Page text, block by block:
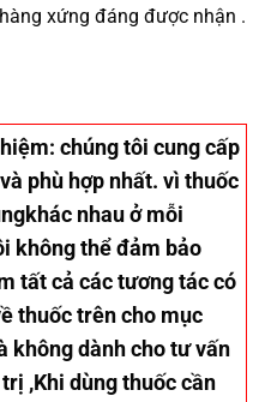
xứng đáng được nhận .
: chúng tôi cung cấp
phù hợp nhất. vì thuốc
nhau ở mỗi
không thể đảm bảo
tất cả các tương tác có
thuốc trên cho mục
không dành cho tư vấn
,Khi dùng thuốc cần